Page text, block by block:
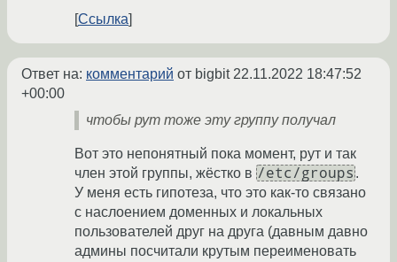
Ссылка
Ответ на: комментарий от bigbit22.11.2022 18:47:52
+00:00
чтобы рут тоже эту группу получал
Вот это непонятный пока момент, рут и так
член этой группы, жёстко в /etc/groups .
У меня есть гипотеза, что это как-то связано
с наслоением доменных и локальных
пользователей друг на друга (давным давно
админы посчитали крутым переименовать